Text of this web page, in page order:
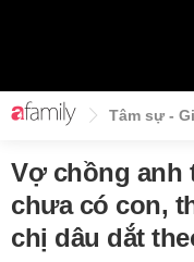
Tâm sự -
Vợ chồng anh
chưa có con,
chị dâu dắt